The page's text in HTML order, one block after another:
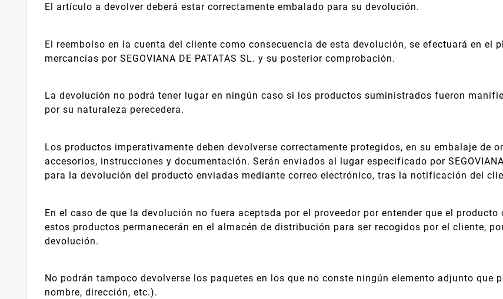
El artículo a devolver deberá estar correctamente embalado para su devolución.
El reembolso en la cuenta del cliente como consecuencia de esta devolución, se efectuará en el
mercancías por SEGOVIANA DE PATATAS SL. y su posterior comprobación.
La devolución no podrá tener lugar en ningún caso si los productos suministrados fueron
por su naturaleza perecedera.
Los productos imperativamente deben devolverse correctamente protegidos, en su embalaje de
accesorios, instrucciones y documentación. Serán enviados al lugar especificado por
para la devolución del producto enviadas mediante correo electrónico, tras la notificación del
En el caso de que la devolución no fuera aceptada por el proveedor por entender que el
estos productos permanecerán en el almacén de distribución para ser recogidos por el cliente,
devolución.
No podrán tampoco devolverse los paquetes en los que no conste ningún elemento adjunto que
nombre, dirección, etc.).